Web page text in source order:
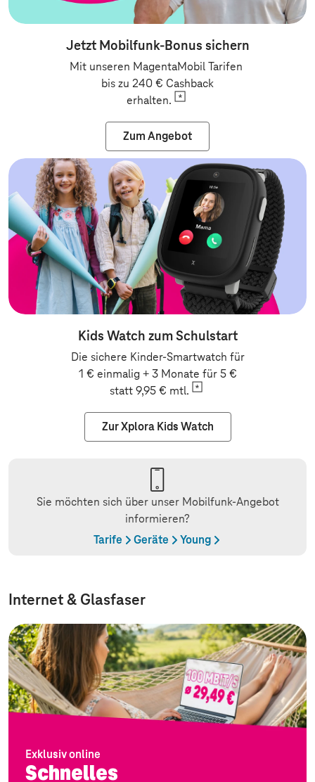
Jetzt Mobilfunk-Bonus sichern
Mit unseren MagentaMobil Tarifen
bis zu 240 € Cashback
erhalten.
Zum Angebot
Kids Watch zum Schulstart
Die sichere Kinder-Smartwatch für
1 € einmalig + 3 Monate für 5 €
statt 9,95 € mtl.
Zur Xplora Kids Watch
Sie möchten sich über unser Mobilfunk-Angebot
informieren?
Tarife
Geräte Young
Internet & Glasfaser
Exklusiv online
Schnelles